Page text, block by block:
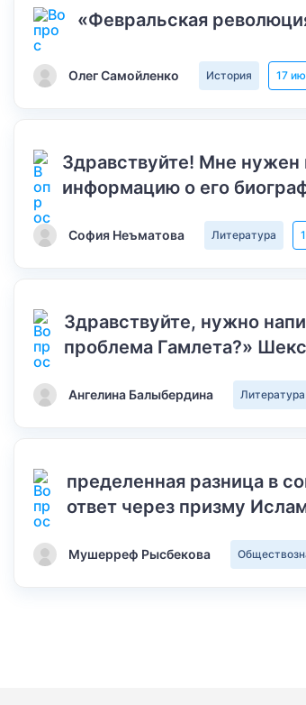
«Февральская
Олег Самойленко История 17
Здравствуйте! Мне
информацию о его
София Неъматова Литература
Здравствуйте, нужно
проблема Гамлета?»
Ангелина Балыбердина Литература
пределенная разница в
ответ через призму
Мушерреф Рысбекова